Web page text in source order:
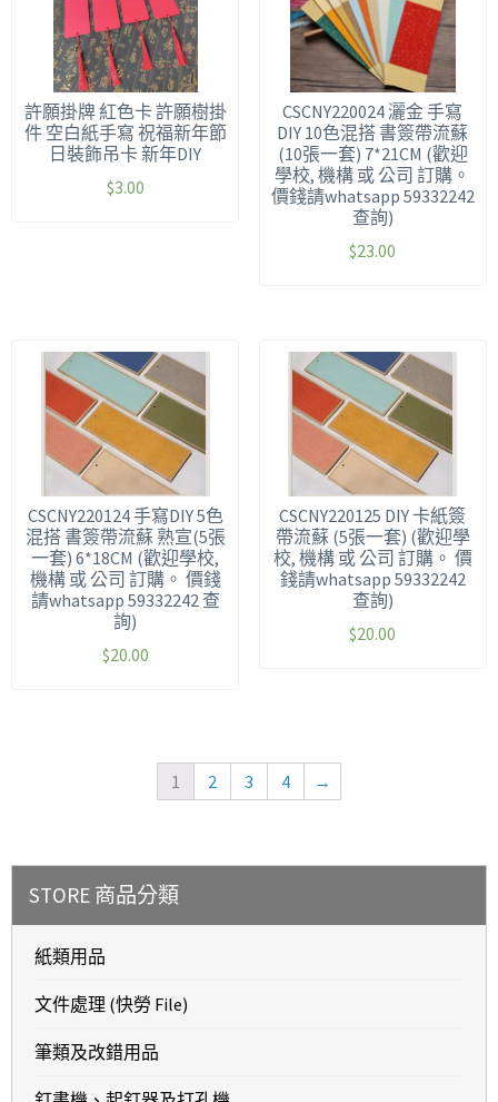
許願掛牌 紅色卡 許願樹掛
件 空白紙手寫 祝福新年節
日裝飾吊卡 新年DIY
$3.00
CSCNY220024 灑金 手寫
DIY 10色混搭 書簽帶流蘇
(10張一套) 7*21CM (歡迎
學校, 機構 或 公司 訂購。
價錢請whatsapp 59332242
查詢)
$23.00
CSCNY220124 手寫DIY 5色
混搭 書簽帶流蘇 熟宣(5張
一套) 6*18CM (歡迎學校,
機構 或 公司 訂購。 價錢
請whatsapp 59332242 查
詢)
$20.00
CSCNY220125 DIY 卡紙簽
帶流蘇 (5張一套) (歡迎學
校, 機構 或 公司 訂購。 價
錢請whatsapp 59332242
查詢)
$20.00
1 2 3 4 →
STORE 商品分類
紙類用品
文件處理 (快勞 File)
筆類及改錯用品